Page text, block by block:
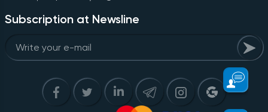
Subscription at Newsline